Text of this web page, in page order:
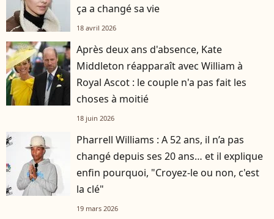
ça a changé sa vie
18 avril 2026
Après deux ans d'absence, Kate
Middleton réapparaît avec William à
Royal Ascot : le couple n'a pas fait les
choses à moitié
18 juin 2026
Pharrell Williams : A 52 ans, il n’a pas
changé depuis ses 20 ans… et il explique
enfin pourquoi, "Croyez-le ou non, c'est
la clé"
19 mars 2026